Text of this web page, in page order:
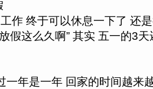
作 终于可以休息一下了 还
假这么久啊” 其实 五一的3
一年是一年 回家的时间越来